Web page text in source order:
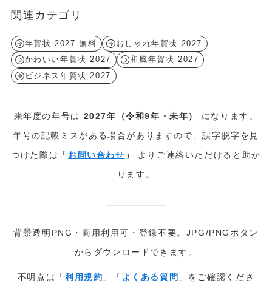
関連カテゴリ
年賀状 2027 無料
おしゃれ年賀状 2027
かわいい年賀状 2027
和風年賀状 2027
ビジネス年賀状 2027
来年度の年号は 2027年（令和9年・未年）
になります。
年号の記載ミスがある場合がありますので、誤字脱字を見
つけた際は
「 お問い合わせ 」
よりご連絡いただけると助か
ります。
背景透明PNG・商用利用可・登録不要。JPG/PNGボタン
からダウンロードできます。
不明点は「 利用規約 」「 よくある質問 」をご確認くださ